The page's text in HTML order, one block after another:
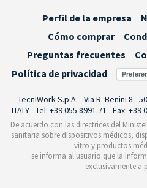
Perfil de la empresa
Cómo comprar
Preguntas frecuentes
Política de privacidad
TecniWork S.p.A. - Via R. Benini 8 -
ITALY - Tel: +39 055.8991.71 - Fax:
De acuerdo con las directrices del
sanitaria sobre dispositivos médicos,
vitro y productos
se informa al usuario que la
exclusivamente a